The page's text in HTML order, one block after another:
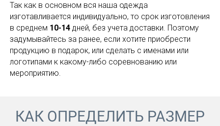
Так как в основном вся наша одежда
изготавливается индивидуально, то срок изготовления
в среднем 10-14 дней, без учета доставки. Поэтому
задумывайтесь за ранее, если хотите приобрести
продукцию в подарок, или сделать с именами или
логотипами к какому-либо соревнованию или
мероприятию.
КАК ОПРЕДЕЛИТЬ РАЗМЕР